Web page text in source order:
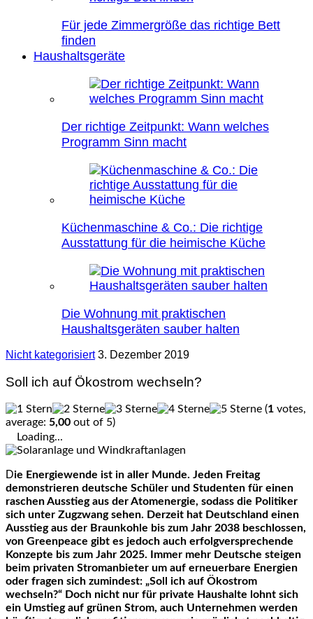
Für jede Zimmergröße das richtige Bett
finden
Haushaltsgeräte
Der richtige Zeitpunkt: Wann welches
Programm Sinn macht
Küchenmaschine & Co.: Die richtige
Ausstattung für die heimische Küche
Die Wohnung mit praktischen
Haushaltsgeräten sauber halten
Nicht kategorisiert 3. Dezember 2019
Soll ich auf Ökostrom wechseln?
(1 votes,
average: 5,00 out of 5)
Loading...
Die Energiewende ist in aller Munde. Jeden Freitag
demonstrieren deutsche Schüler und Studenten für einen
raschen Ausstieg aus der Atomenergie, sodass die Politiker
sich unter Zugzwang sehen. Derzeit hat Deutschland einen
Ausstieg aus der Braunkohle bis zum Jahr 2038 beschlossen,
von Greenpeace gibt es jedoch auch erfolgversprechende
Konzepte bis zum Jahr 2025. Immer mehr Deutsche steigen
beim privaten Stromanbieter um auf erneuerbare Energien
oder fragen sich zumindest: „Soll ich auf Ökostrom
wechseln?“ Doch nicht nur für private Haushalte lohnt sich
ein Umstieg auf grünen Strom, auch Unternehmen werden